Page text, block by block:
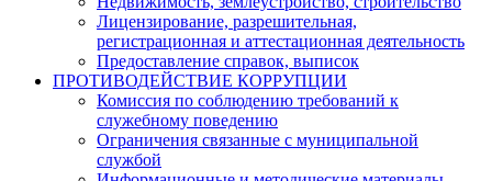
Лицензирование, разрешительная,
регистрационная и аттестационная деятельность
Предоставление справок, выписок
ПРОТИВОДЕЙСТВИЕ КОРРУПЦИИ
Комиссия по соблюдению требований к
служебному поведению
Ограничения связанные с муниципальной
службой